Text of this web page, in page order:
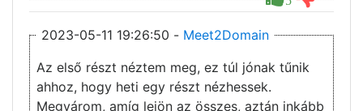
2023-05-11 19:26:50 - Meet2Domain
Az első részt néztem meg, ez túl jónak tűnik
ahhoz, hogy heti egy részt nézhessek.
Megvárom, amíg lejön az összes, aztán inkább